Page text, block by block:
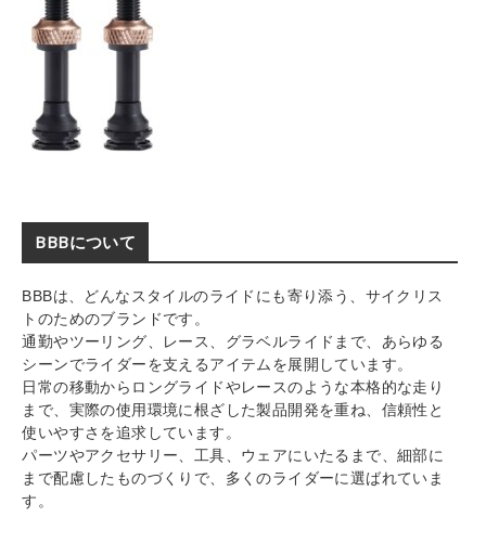
BBBについて
BBBは、どんなスタイルのライドにも寄り添う、サイクリス
トのためのブランドです。
通勤やツーリング、レース、グラベルライドまで、あらゆる
シーンでライダーを支えるアイテムを展開しています。
日常の移動からロングライドやレースのような本格的な走り
まで、実際の使用環境に根ざした製品開発を重ね、信頼性と
使いやすさを追求しています。
パーツやアクセサリー、工具、ウェアにいたるまで、細部に
まで配慮したものづくりで、多くのライダーに選ばれていま
す。